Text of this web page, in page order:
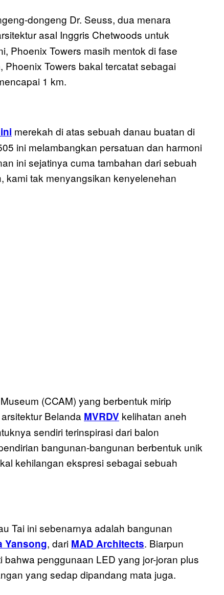
dongeng Dr. Seuss, dua menara
asal Inggris Chetwoods untuk
Phoenix Towers masih mentok di fase
Towers bakal tercatat sebagai
1 km.
merekah di atas sebuah danau buatan di
ini melambangkan persatuan dan harmoni
ini sejatinya cuma tambahan dari sebuah
kami tak menyangsikan kenyelenehan
(CCAM) yang berbentuk mirip
Belanda MVRDV kelihatan aneh
sendiri terinspirasi dari balon
bangunan-bangunan berbentuk unik
kehilangan ekspresi sebagai sebuah
Tai ini sebenarnya adalah bangunan
Yansong, dari MAD Architects. Biarpun
penggunaan LED yang jor-joran plus
yang sedap dipandang mata juga.